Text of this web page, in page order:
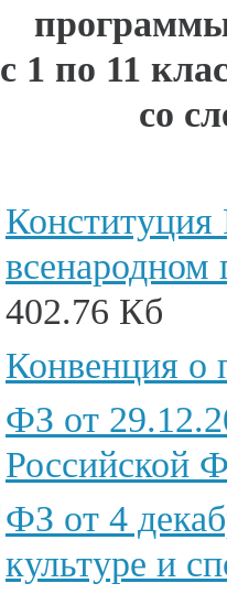
с 1 по 11
со
Конституция
всенародном
402.76 Кб
Конвенция о
ФЗ от
Российской
ФЗ от 4
культуре и